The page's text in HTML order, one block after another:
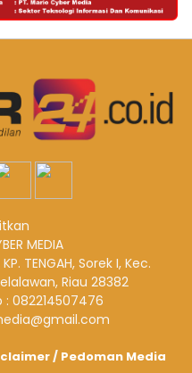
MEDIA
TENGAH, Sorek I, Kec.
Riau 28382
082214507476
/ Pedoman Media